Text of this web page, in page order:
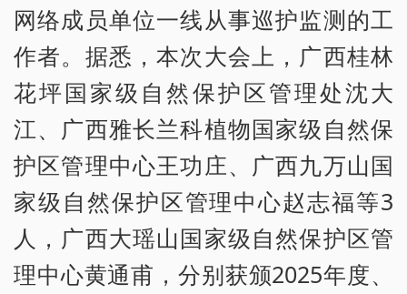
网络成员单位一线从事巡护监测的工
作者。据悉，本次大会上，广西桂林
花坪国家级自然保护区管理处沈大
江、广西雅长兰科植物国家级自然保
护区管理中心王功庄、广西九万山国
家级自然保护区管理中心赵志福等3
人，广西大瑶山国家级自然保护区管
理中心黄通甫，分别获颁2025年度、